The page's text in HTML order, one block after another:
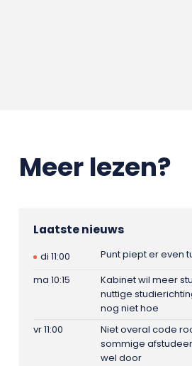
Meer lezen?
Laatste nieuws
di 11:00
Punt piept er even
ma 10:15
Kabinet wil meer
nuttige
nog niet hoe
vr 11:00
Niet overal code
sommige
wel door